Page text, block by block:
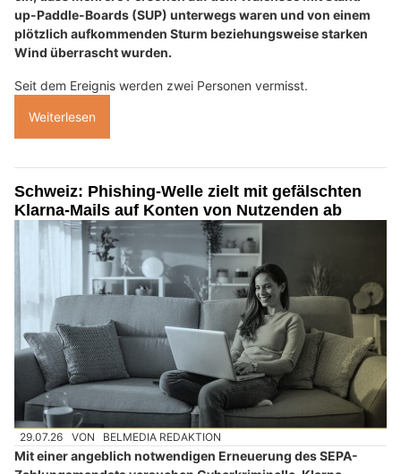
up-Paddle-Boards (SUP) unterwegs waren und von einem
plötzlich aufkommenden Sturm beziehungsweise starken
Wind überrascht wurden.
Seit dem Ereignis werden zwei Personen vermisst.
Weiterlesen
Schweiz: Phishing-Welle zielt mit gefälschten
Klarna-Mails auf Konten von Nutzenden ab
29.07.26 VON BELMEDIA REDAKTION
Mit einer angeblich notwendigen Erneuerung des SEPA-